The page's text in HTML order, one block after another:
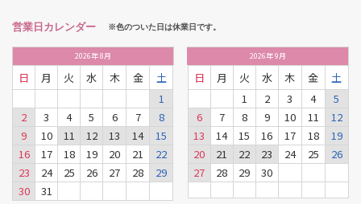
営業日カレンダー ※色のついた日は休業日です。
2026年8月
日 月 火 水 木 金
土
1
2
3 4 5 6 7
8
9
10 11 12 13 14
15
16
17 18 19 20 21
22
23
24 25 26 27 28
29
30
31
2026年9月
日 月 火 水 木 金
土
1
2 3 4
5
6
7 8 9 10 11
12
13
14 15 16 17 18
19
20
21 22 23 24 25
26
27
28 29 30